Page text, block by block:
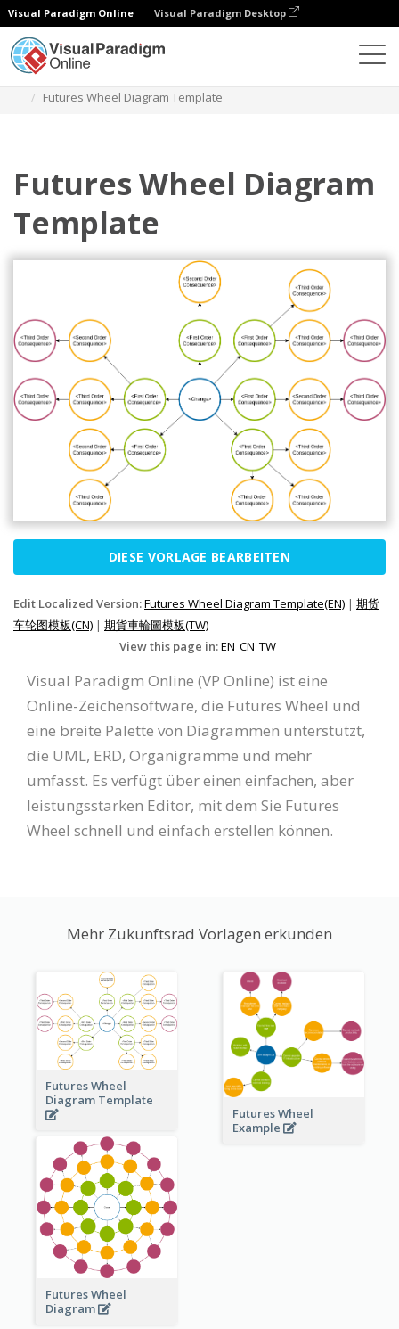
Visual Paradigm Online Visual Paradigm Desktop
Futures Wheel Diagram Template
Futures Wheel Diagram
Template
DIESE VORLAGE BEARBEITEN
Edit Localized Version:Futures Wheel Diagram Template(EN) | 期货
车轮图模板(CN) | 期貨車輪圖模板(TW)
View this page in:EN CN TW
Visual Paradigm Online (VP Online) ist eine
Online-Zeichensoftware, die Futures Wheel und
eine breite Palette von Diagrammen unterstützt,
die UML, ERD, Organigramme und mehr
umfasst. Es verfügt über einen einfachen, aber
leistungsstarken Editor, mit dem Sie Futures
Wheel schnell und einfach erstellen können.
Mehr Zukunftsrad Vorlagen erkunden
Futures Wheel
Diagram Template
Futures Wheel
Example
Futures Wheel
Diagram